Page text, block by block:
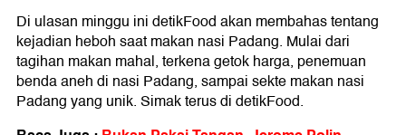
Di ulasan minggu ini detikFood akan membahas tentang
kejadian heboh saat makan nasi Padang. Mulai dari
tagihan makan mahal, terkena getok harga, penemuan
benda aneh di nasi Padang, sampai sekte makan nasi
Padang yang unik. Simak terus di detikFood.